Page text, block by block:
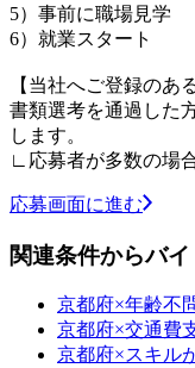
5）事前に職場見学
6）就業スタート
【当社へご登録のあ
書類選考を通過した
します。
∟応募者が多数の場
応募画面に進む
関連条件からバ
京都府×年齢不
京都府×交通費
京都府×スキル